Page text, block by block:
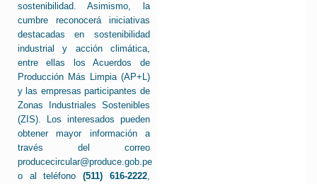
sostenibilidad. Asimismo, la
cumbre reconocerá iniciativas
destacadas en sostenibilidad
industrial y acción climática,
entre ellas los Acuerdos de
Producción Más Limpia (AP+L)
y las empresas participantes de
Zonas Industriales Sostenibles
(ZIS). Los interesados pueden
obtener mayor información a
través del correo
producecircular@produce.gob.pe
o al teléfono(511) 616-2222,